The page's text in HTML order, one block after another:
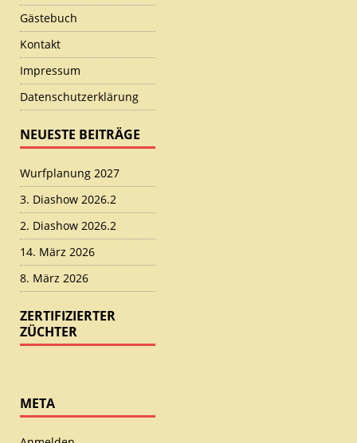
Gästebuch
Kontakt
Impressum
Datenschutzerklärung
NEUESTE BEITRÄGE
Wurfplanung 2027
3. Diashow 2026.2
2. Diashow 2026.2
14. März 2026
8. März 2026
ZERTIFIZIERTER
ZÜCHTER
META